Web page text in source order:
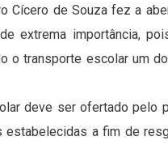
Cícero de Souza fez a
extrema importância,
o transporte escolar um
deve ser ofertado
a fim de